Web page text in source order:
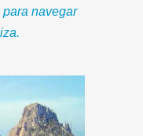
para navegar